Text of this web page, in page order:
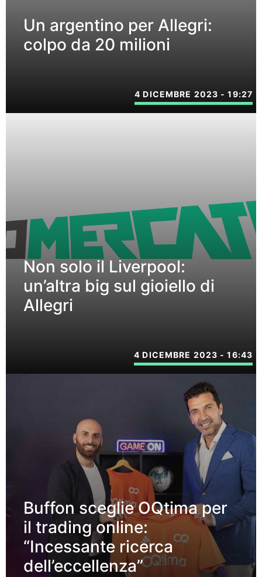
Un argentino per Allegri:
colpo da 20 milioni
4 DICEMBRE 2023 - 19:27
Non solo il Liverpool:
un’altra big sul gioiello di
Allegri
4 DICEMBRE 2023 - 16:43
Buffon sceglie OQtima per
il trading online:
“Incessante ricerca
dell’eccellenza”